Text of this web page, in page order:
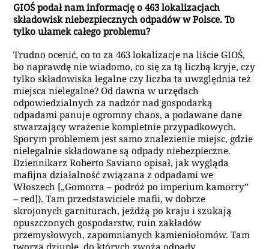
GIOŚ podał nam informację o 463 lokalizacjach
składowisk niebezpiecznych odpadów w Polsce. To
tylko ułamek całego problemu?
Trudno ocenić, co to za 463 lokalizacje na liście GIOŚ,
bo naprawdę nie wiadomo, co się za tą liczbą kryje, czy
tylko składowiska legalne czy liczba ta uwzględnia też
miejsca nielegalne? Od dawna w urzędach
odpowiedzialnych za nadzór nad gospodarką
odpadami panuje ogromny chaos, a podawane dane
stwarzający wrażenie kompletnie przypadkowych.
Sporym problemem jest samo znalezienie miejsc, gdzie
nielegalnie składowane są odpady niebezpieczne.
Dziennikarz Roberto Saviano opisał, jak wygląda
mafijna działalność związana z odpadami we
Włoszech [„Gomorra – podróż po imperium kamorry”
– red]). Tam przedstawiciele mafii, w dobrze
skrojonych garniturach, jeżdżą po kraju i szukają
opuszczonych gospodarstw,ruin zakładów
przemysłowych, zapomnianych kamieniołomów. Tam